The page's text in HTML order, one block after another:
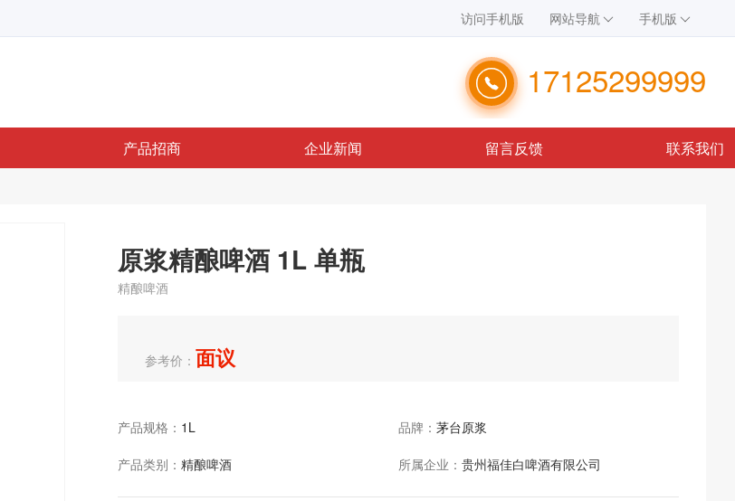
访问手机版 网站导航 手机版
17125299999
产品招商 企业新闻 留言反馈 联系我们
原浆精酿啤酒 1L 单瓶
精酿啤酒
参考价： 面议
产品规格： 1L 品牌： 茅台原浆
产品类别： 精酿啤酒 所属企业： 贵州福佳白啤酒有限公司